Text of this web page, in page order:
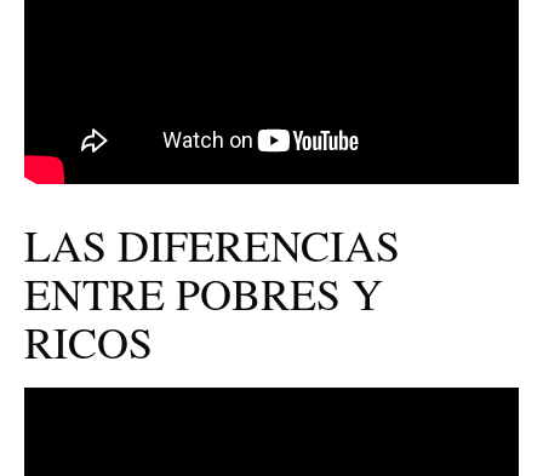
LAS DIFERENCIAS
ENTRE POBRES Y
RICOS